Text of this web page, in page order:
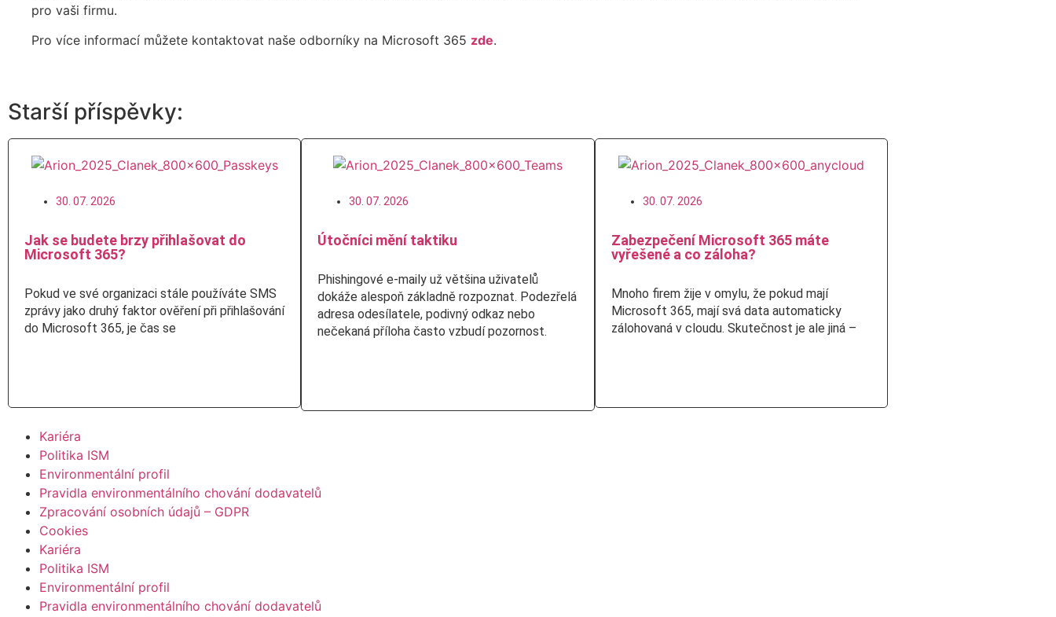
pro vaši firmu.
Pro více informací můžete kontaktovat naše odborníky na Microsoft 365 zde.
Starší příspěvky:
30. 07. 2026
Jak se budete brzy přihlašovat do
Microsoft 365?
Pokud ve své organizaci stále používáte SMS
zprávy jako druhý faktor ověření při přihlašování
do Microsoft 365, je čas se
30. 07. 2026
Útočníci mění taktiku
Phishingové e-maily už většina uživatelů
dokáže alespoň základně rozpoznat. Podezřelá
adresa odesílatele, podivný odkaz nebo
nečekaná příloha často vzbudí pozornost.
30. 07. 2026
Zabezpečení Microsoft 365 máte
vyřešené a co záloha?
Mnoho firem žije v omylu, že pokud mají
Microsoft 365, mají svá data automaticky
zálohovaná v cloudu. Skutečnost je ale jiná –
Kariéra
Politika ISM
Environmentální profil
Pravidla environmentálního chování dodavatelů
Zpracování osobních údajů – GDPR
Cookies
Kariéra
Politika ISM
Environmentální profil
Pravidla environmentálního chování dodavatelů